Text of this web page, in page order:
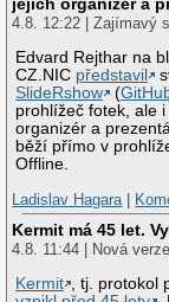
jejich organizér a
4.8. 12:22 | Zajímavý
Edvard Rejthar na
CZ.NIC představil
SlideRshow
(
prohlížeč fotek, ale i
organizér a
běží přímo v
Offline.
Ladislav Hagara |
Kermit má 45 let.
4.8. 11:44 | Nová verze
Kermit , tj. protokol